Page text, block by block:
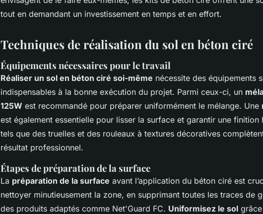
tout en demandant un investissement en temps et en effort.
Techniques de réalisation du sol en béton ciré
Équipements nécessaires pour le travail
Réaliser un sol en béton ciré soi-même nécessite des équipements
indispensables à la bonne exécution du projet. Parmi ceux-ci, un
125W est recommandé pour préparer uniformément le mélange. Une
est également essentielle pour lisser la surface et garantir une finition
tels que des truelles et des rouleaux à textures décoratives
résultat professionnel.
Étapes de préparation de la surface
La préparation de la surface avant l’application du béton ciré est
nettoyer minutieusement la zone, en supprimant toutes les traces de
des produits adaptés comme Net'Guard FC. Uniformisez le sol